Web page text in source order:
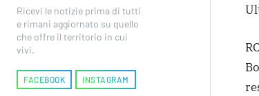
Ricevi le notizie prima di tutti
e rimani aggiornato su quello
che offre il territorio in cui
vivi.
FACEBOOK INSTAGRAM